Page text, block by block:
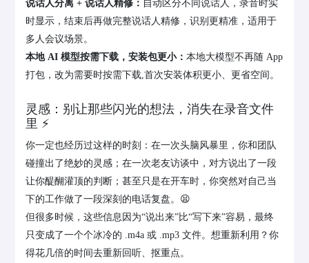
说话人分离 + 说话人精修： 自动区分不同说话人，录音时实
时显示，结束后再做完整说话人精修，识别更精准，适用于
多人会议场景。
本地 AI 模型按需下载，安装包更小：本地大模型不再随 App
打包，改为需要时按需下载,首次安装体积更小、更省空间。
灵感：别让那些闪光的想法，消失在录音文件
里 ⚡️
你一定也经历过这样的时刻：在一次头脑风暴里，你和团队
碰撞出了绝妙的灵感；在一次老友访谈中，对方说出了一段
让你醍醐灌顶的判断；甚至只是在开车时，你突然对自己当
下的工作做了一段深刻的电话复盘。😫
但很多时候，这些信息因为“说出来”比“写下来”容易，最终
只变成了一个个冰冷的 .m4a 或 .mp3 文件。想重新利用？你
得花几倍的时间去重新回听、抠重点。